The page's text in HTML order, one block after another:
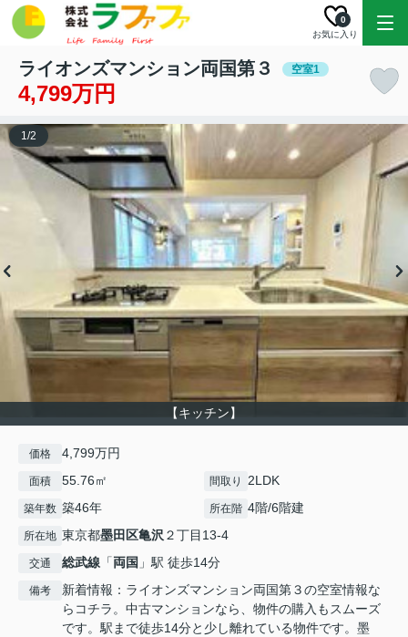
お気に入り
0
ライオンズマンション両国第３ 空室1
4,799万円
【キッチン】
1/2
価格 4,799万円
面積 55.76㎡ 間取り 2LDK
築年数 築46年 所在階 4階/6階建
所在地 東京都墨田区亀沢２丁目13-4
交通 総武線 「両国 」駅 徒歩14分
備考
新着情報：ライオンズマンション両国第３の空室情報な
らコチラ。中古マンションなら、物件の購入もスムーズ
です。駅まで徒歩14分と少し離れている物件です。墨